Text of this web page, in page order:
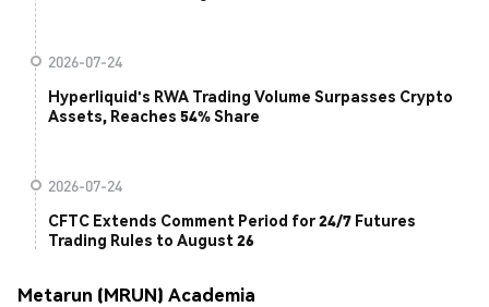
2026-07-24
Hyperliquid's RWA Trading Volume Surpasses Crypto
Assets, Reaches 54% Share
2026-07-24
CFTC Extends Comment Period for 24/7 Futures
Trading Rules to August 26
Metarun (MRUN) Academia